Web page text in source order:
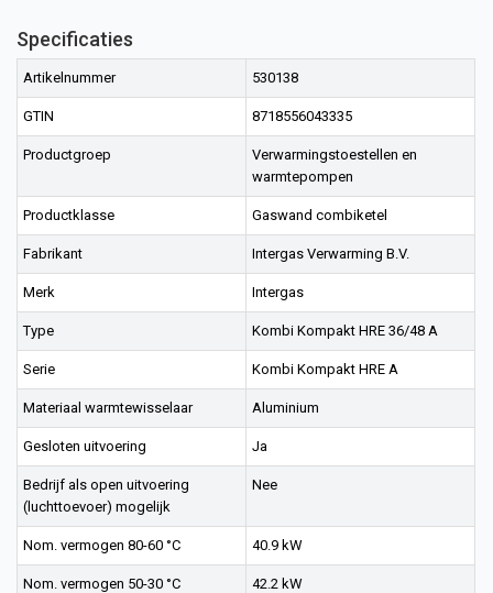
Specificaties
Artikelnummer 530138
GTIN 8718556043335
Productgroep
Verwarmingstoestellen en
warmtepompen
Productklasse Gaswand combiketel
Fabrikant Intergas Verwarming B.V.
Merk Intergas
Type Kombi Kompakt HRE 36/48 A
Serie Kombi Kompakt HRE A
Materiaal warmtewisselaar Aluminium
Gesloten uitvoering Ja
Bedrijf als open uitvoering
(luchttoevoer) mogelijk
Nee
Nom. vermogen 80-60 °C 40.9 kW
Nom. vermogen 50-30 °C 42.2 kW